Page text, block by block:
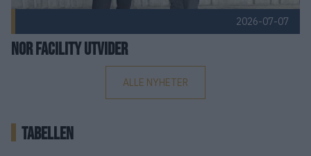
2026-07-07
Nor Facility utvider
ALLE NYHETER
TABELLEN